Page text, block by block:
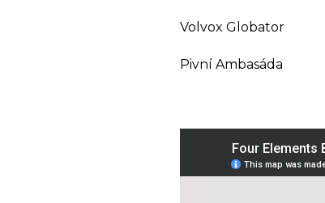
Volvox Globator
Pivní Ambasáda